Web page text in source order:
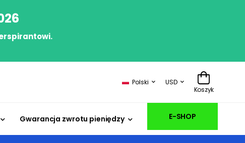
Polski
USD
Koszyk
Gwarancja zwrotu pieniędzy E-SHOP